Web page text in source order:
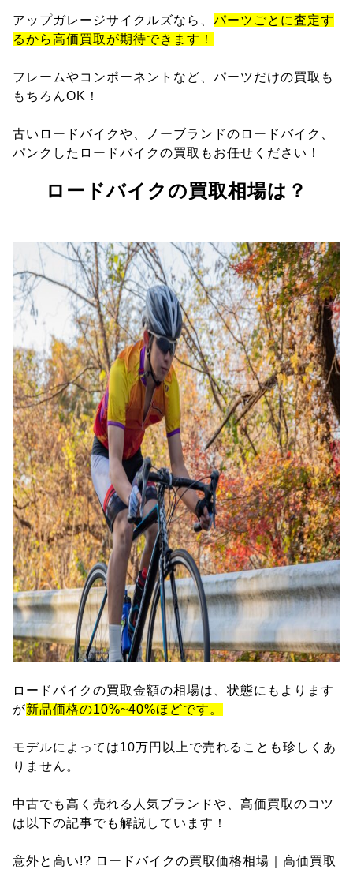
アップガレージサイクルズなら、 パーツごとに査定す
るから高価買取が期待できます！
フレームやコンポーネントなど、パーツだけの買取も
もちろんOK！
古いロードバイクや、ノーブランドのロードバイク、
パンクしたロードバイクの買取もお任せください！
ロードバイクの買取相場は？
ロードバイクの買取金額の相場は、状態にもよります
が新品価格の10%~40%ほどです。
モデルによっては10万円以上で売れることも珍しくあ
りません。
中古でも高く売れる人気ブランドや、高価買取のコツ
は以下の記事でも解説しています！
意外と高い!? ロードバイクの買取価格相場｜高価買取